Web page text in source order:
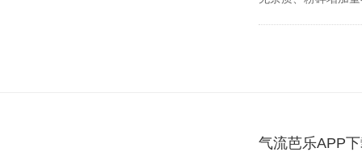
气流芭乐APP